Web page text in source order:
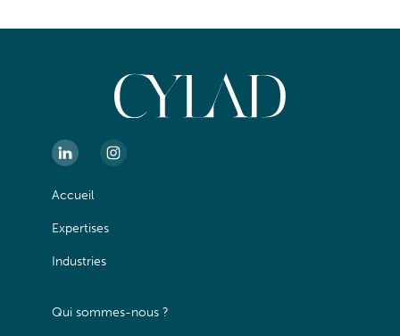
Accueil
Expertises
Industries
Qui sommes-nous ?